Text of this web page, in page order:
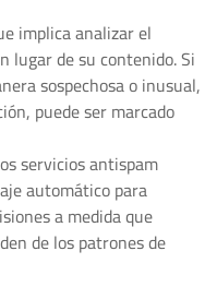
implica analizar el
lugar de su contenido. Si
sospechosa o inusual,
puede ser marcado
servicios antispam
automático para
a medida que
de los patrones de